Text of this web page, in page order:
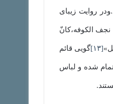
روایت زیبای
الکوفه،کانّ
[۱۳] گویی قائم
شده و لباس